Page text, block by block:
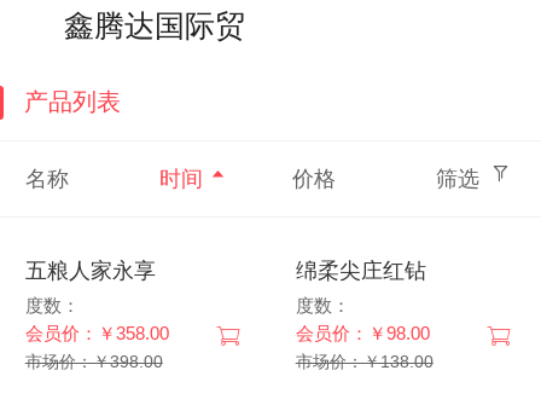
产品列表
名称 时间 价格 筛选
五粮人家永享
度数：
会员价：￥358.00
市场价：￥398.00
绵柔尖庄红钻
度数：
会员价：￥98.00
市场价：￥138.00